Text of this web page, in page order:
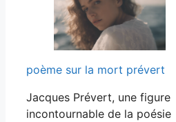
poème sur la mort prévert
Jacques Prévert, une figure
incontournable de la poésie